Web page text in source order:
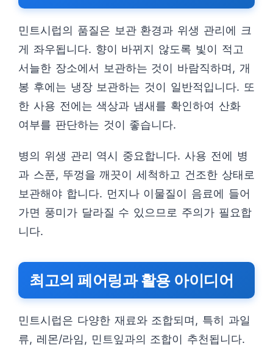
민트시럽의 품질은 보관 환경과 위생 관리에 크
게 좌우됩니다. 향이 바뀌지 않도록 빛이 적고
서늘한 장소에서 보관하는 것이 바람직하며, 개
봉 후에는 냉장 보관하는 것이 일반적입니다. 또
한 사용 전에는 색상과 냄새를 확인하여 산화
여부를 판단하는 것이 좋습니다.
병의 위생 관리 역시 중요합니다. 사용 전에 병
과 스푼, 뚜껑을 깨끗이 세척하고 건조한 상태로
보관해야 합니다. 먼지나 이물질이 음료에 들어
가면 풍미가 달라질 수 있으므로 주의가 필요합
니다.
최고의 페어링과 활용 아이디어
민트시럽은 다양한 재료와 조합되며, 특히 과일
류, 레몬/라임, 민트잎과의 조합이 추천됩니다.